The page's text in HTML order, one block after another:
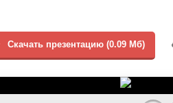
Скачать презентацию (0.09 Мб)